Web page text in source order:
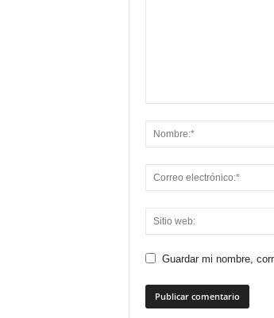
Guardar mi nombre,